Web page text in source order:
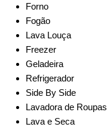
Forno
Fogão
Lava Louça
Freezer
Geladeira
Refrigerador
Side By Side
Lavadora de Roupas
Lava e Seca